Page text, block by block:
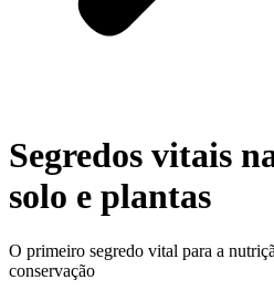
Segredos vitais
solo e plantas
O primeiro segredo vital para a
conservação